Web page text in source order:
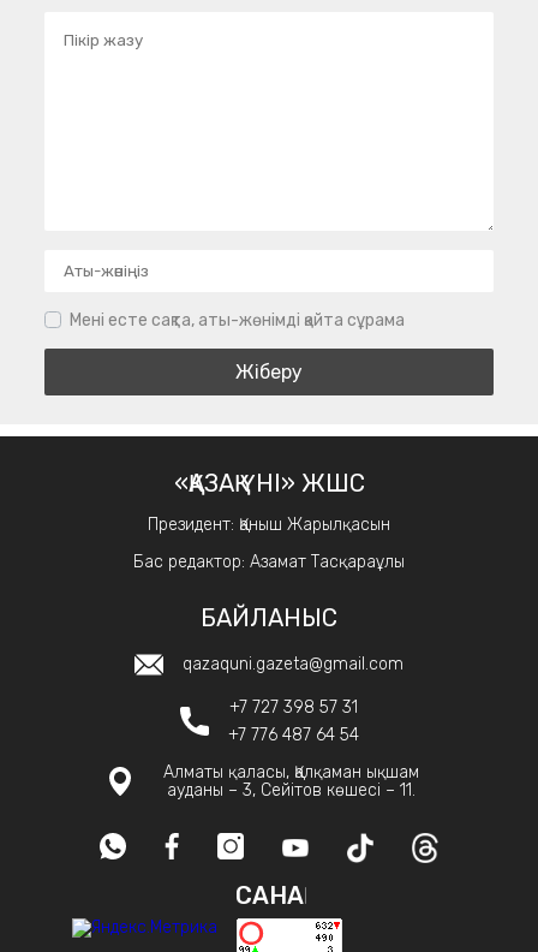
Мені есте сақта, аты-жөнімді қайта сұрама
«ҚАЗАҚ ҮНІ» ЖШС
Президент: Қаныш Жарылқасын
Бас редактор: Азамат Тасқараұлы
БАЙЛАНЫС
qazaquni.gazeta@gmail.com
+7 727 398 57 31
+7 776 487 64 54
Алматы қаласы, Қалқаман ықшам
ауданы – 3, Сейітов көшесі – 11.
САНАҚ